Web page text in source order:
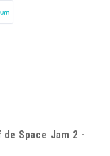
Space Jam 2 -